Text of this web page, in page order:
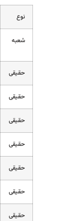
نوع
شعبه
حقیقی
حقیقی
حقیقی
حقیقی
حقیقی
حقیقی
حقیقی